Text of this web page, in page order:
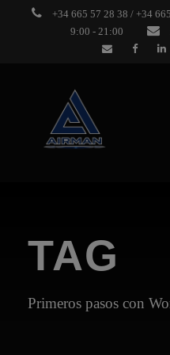
+34 665 57 28 38 / +34
9:00 - 21:00
TAG
Primeros pasos con